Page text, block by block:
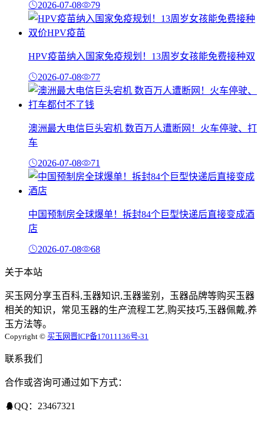
2026-07-08 79
HPV疫苗纳入国家免疫规划！13周岁女孩能免费接种双
2026-07-08 77
澳洲最大电信巨头宕机 数百万人遭断网！火车停驶、打
车
2026-07-08 71
中国预制房全球爆单！拆封84个巨型快递后直接变成酒
店
2026-07-08 68
关于本站
买玉网分享玉百科,玉器知识,玉器鉴别，玉器品牌等购买玉器
相关的知识，常见玉器的生产流程工艺,购买技巧,玉器佩戴,养
玉方法等。
Copyright © 买玉网晋ICP备17011136号-31
联系我们
合作或咨询可通过如下方式：
QQ：23467321